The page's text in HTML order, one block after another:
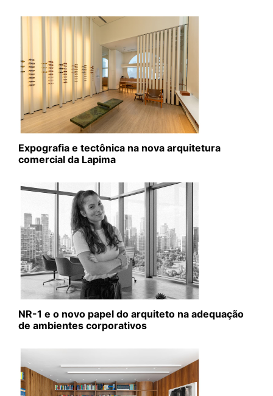
Expografia e tectônica na nova arquitetura
comercial da Lapima
NR-1 e o novo papel do arquiteto na adequação
de ambientes corporativos